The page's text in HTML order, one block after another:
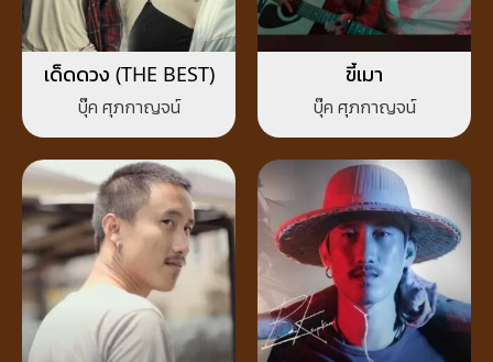
เด็ดดวง (THE BEST)
บุ๊ค ศุภกาญจน์
ขี้เมา
บุ๊ค ศุภกาญจน์